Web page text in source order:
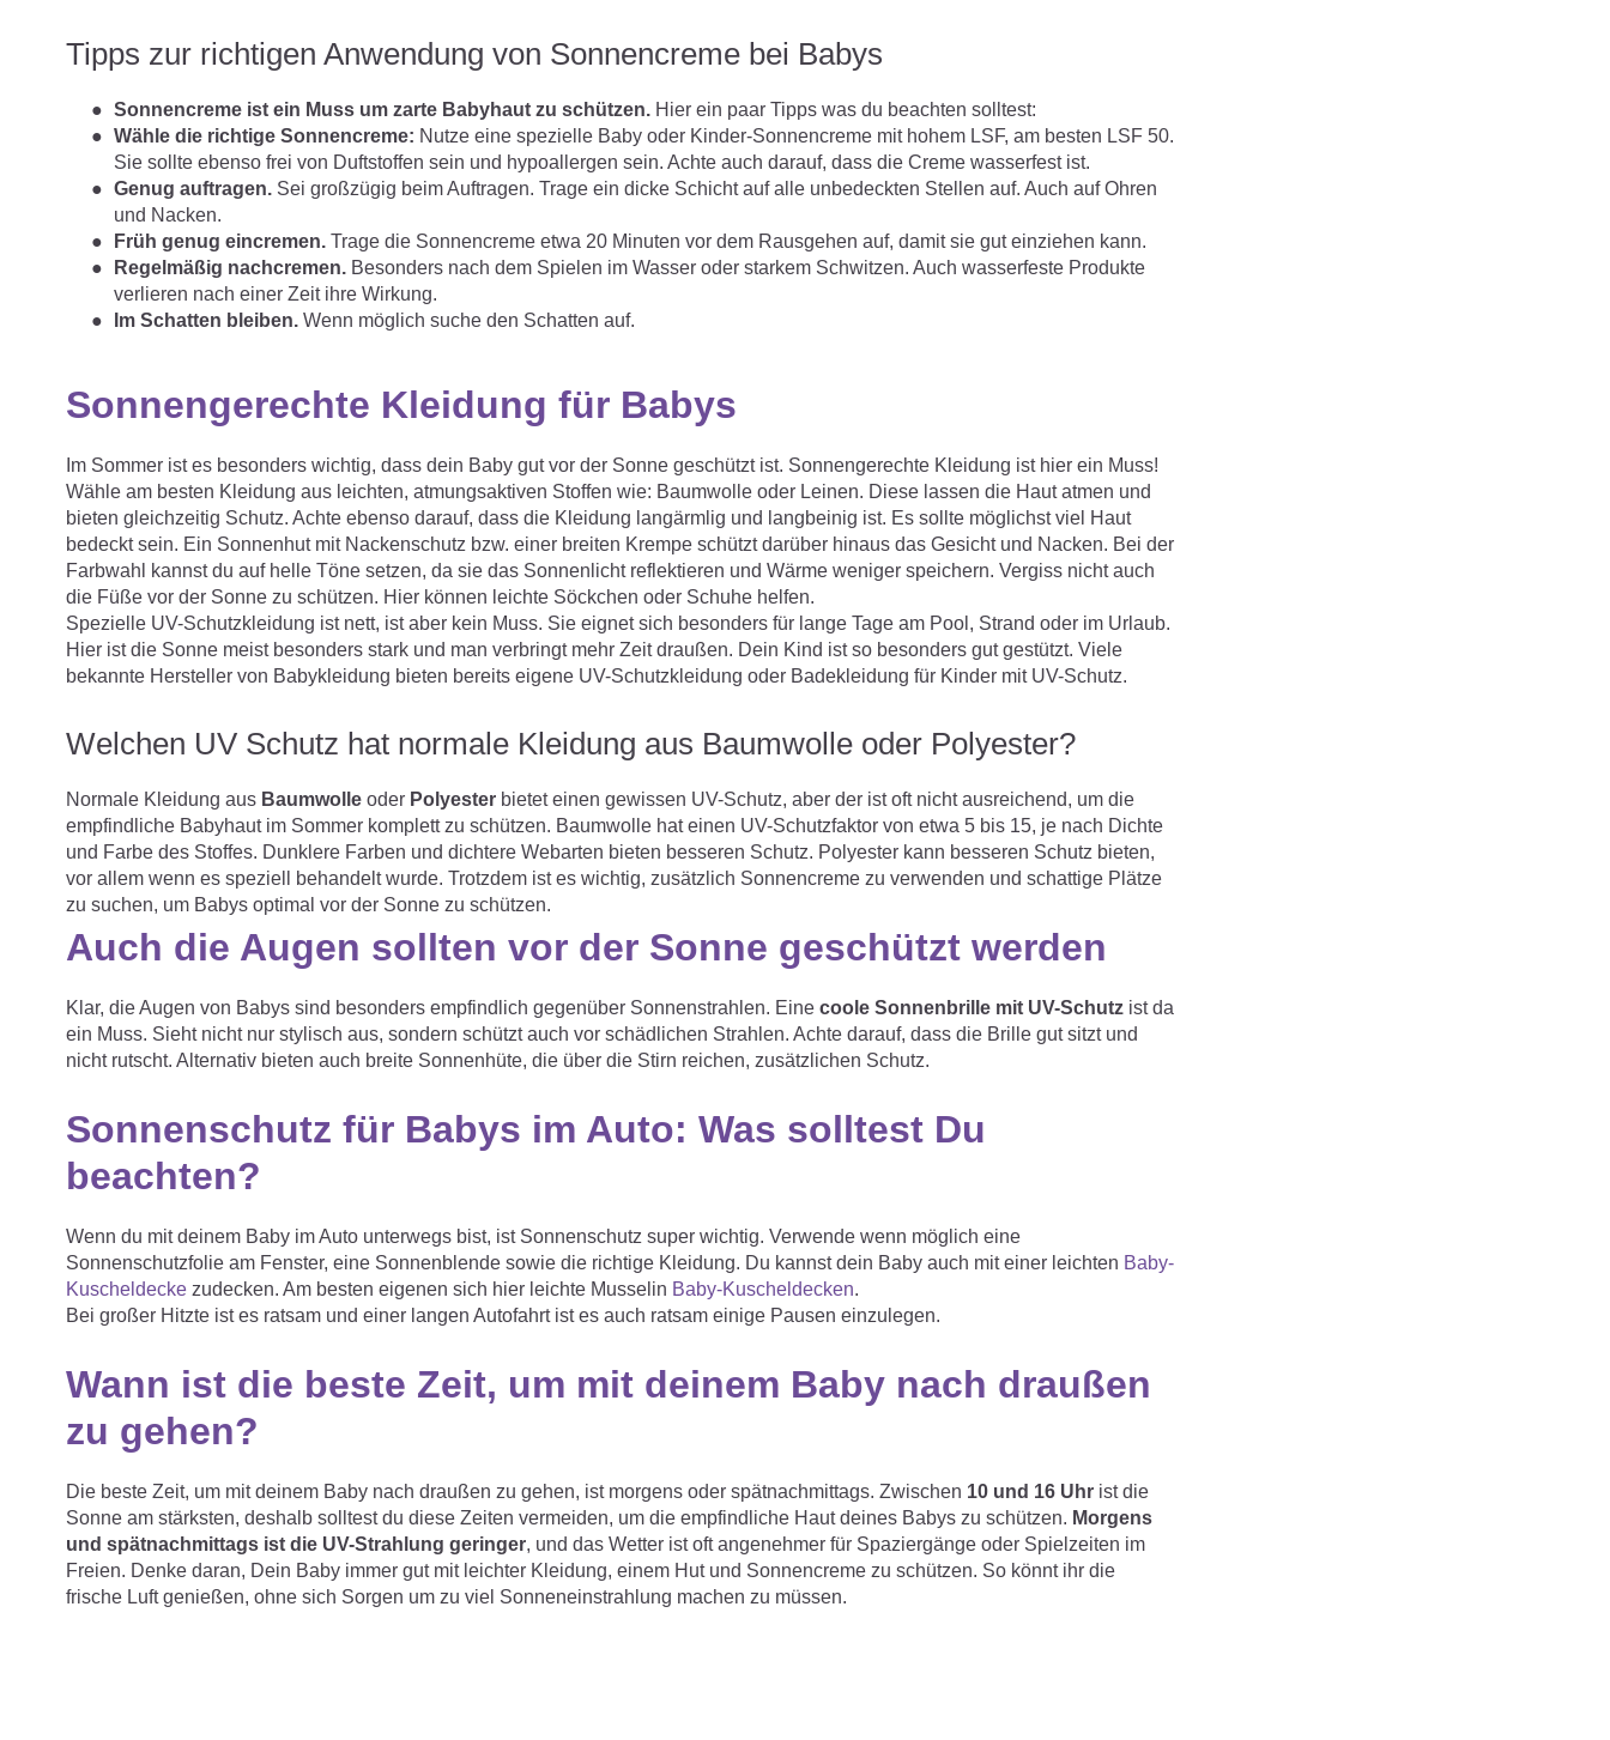
Tipps zur richtigen Anwendung von Sonnencreme bei Babys
Sonnencreme ist ein Muss um zarte Babyhaut zu schützen. Hier ein paar Tipps was du beachten solltest:
Wähle die richtige Sonnencreme: Nutze eine spezielle Baby oder Kinder-Sonnencreme mit hohem LSF, am besten LSF 50.
Sie sollte ebenso frei von Duftstoffen sein und hypoallergen sein. Achte auch darauf, dass die Creme wasserfest ist.
Genug auftragen. Sei großzügig beim Auftragen. Trage ein dicke Schicht auf alle unbedeckten Stellen auf. Auch auf Ohren
und Nacken.
Früh genug eincremen. Trage die Sonnencreme etwa 20 Minuten vor dem Rausgehen auf, damit sie gut einziehen kann.
Regelmäßig nachcremen. Besonders nach dem Spielen im Wasser oder starkem Schwitzen. Auch wasserfeste Produkte
verlieren nach einer Zeit ihre Wirkung.
Im Schatten bleiben. Wenn möglich suche den Schatten auf.
Sonnengerechte Kleidung für Babys
Im Sommer ist es besonders wichtig, dass dein Baby gut vor der Sonne geschützt ist. Sonnengerechte Kleidung ist hier ein Muss!
Wähle am besten Kleidung aus leichten, atmungsaktiven Stoffen wie: Baumwolle oder Leinen. Diese lassen die Haut atmen und
bieten gleichzeitig Schutz. Achte ebenso darauf, dass die Kleidung langärmlig und langbeinig ist. Es sollte möglichst viel Haut
bedeckt sein. Ein Sonnenhut mit Nackenschutz bzw. einer breiten Krempe schützt darüber hinaus das Gesicht und Nacken. Bei der
Farbwahl kannst du auf helle Töne setzen, da sie das Sonnenlicht reflektieren und Wärme weniger speichern. Vergiss nicht auch
die Füße vor der Sonne zu schützen. Hier können leichte Söckchen oder Schuhe helfen.
Spezielle UV-Schutzkleidung ist nett, ist aber kein Muss. Sie eignet sich besonders für lange Tage am Pool, Strand oder im Urlaub.
Hier ist die Sonne meist besonders stark und man verbringt mehr Zeit draußen. Dein Kind ist so besonders gut gestützt. Viele
bekannte Hersteller von Babykleidung bieten bereits eigene UV-Schutzkleidung oder Badekleidung für Kinder mit UV-Schutz.
Welchen UV Schutz hat normale Kleidung aus Baumwolle oder Polyester?
Normale Kleidung aus Baumwolle oder Polyester bietet einen gewissen UV-Schutz, aber der ist oft nicht ausreichend, um die
empfindliche Babyhaut im Sommer komplett zu schützen. Baumwolle hat einen UV-Schutzfaktor von etwa 5 bis 15, je nach Dichte
und Farbe des Stoffes. Dunklere Farben und dichtere Webarten bieten besseren Schutz. Polyester kann besseren Schutz bieten,
vor allem wenn es speziell behandelt wurde. Trotzdem ist es wichtig, zusätzlich Sonnencreme zu verwenden und schattige Plätze
zu suchen, um Babys optimal vor der Sonne zu schützen.
Auch die Augen sollten vor der Sonne geschützt werden
Klar, die Augen von Babys sind besonders empfindlich gegenüber Sonnenstrahlen. Eine coole Sonnenbrille mit UV-Schutz ist da
ein Muss. Sieht nicht nur stylisch aus, sondern schützt auch vor schädlichen Strahlen. Achte darauf, dass die Brille gut sitzt und
nicht rutscht. Alternativ bieten auch breite Sonnenhüte, die über die Stirn reichen, zusätzlichen Schutz.
Sonnenschutz für Babys im Auto: Was solltest Du
beachten?
Wenn du mit deinem Baby im Auto unterwegs bist, ist Sonnenschutz super wichtig. Verwende wenn möglich eine
Sonnenschutzfolie am Fenster, eine Sonnenblende sowie die richtige Kleidung. Du kannst dein Baby auch mit einer leichten Baby-
Kuscheldecke zudecken. Am besten eigenen sich hier leichte Musselin Baby-Kuscheldecken.
Bei großer Hitzte ist es ratsam und einer langen Autofahrt ist es auch ratsam einige Pausen einzulegen.
Wann ist die beste Zeit, um mit deinem Baby nach draußen
zu gehen?
Die beste Zeit, um mit deinem Baby nach draußen zu gehen, ist morgens oder spätnachmittags. Zwischen 10 und 16 Uhr ist die
Sonne am stärksten, deshalb solltest du diese Zeiten vermeiden, um die empfindliche Haut deines Babys zu schützen. Morgens
und spätnachmittags ist die UV-Strahlung geringer, und das Wetter ist oft angenehmer für Spaziergänge oder Spielzeiten im
Freien. Denke daran, Dein Baby immer gut mit leichter Kleidung, einem Hut und Sonnencreme zu schützen. So könnt ihr die
frische Luft genießen, ohne sich Sorgen um zu viel Sonneneinstrahlung machen zu müssen.